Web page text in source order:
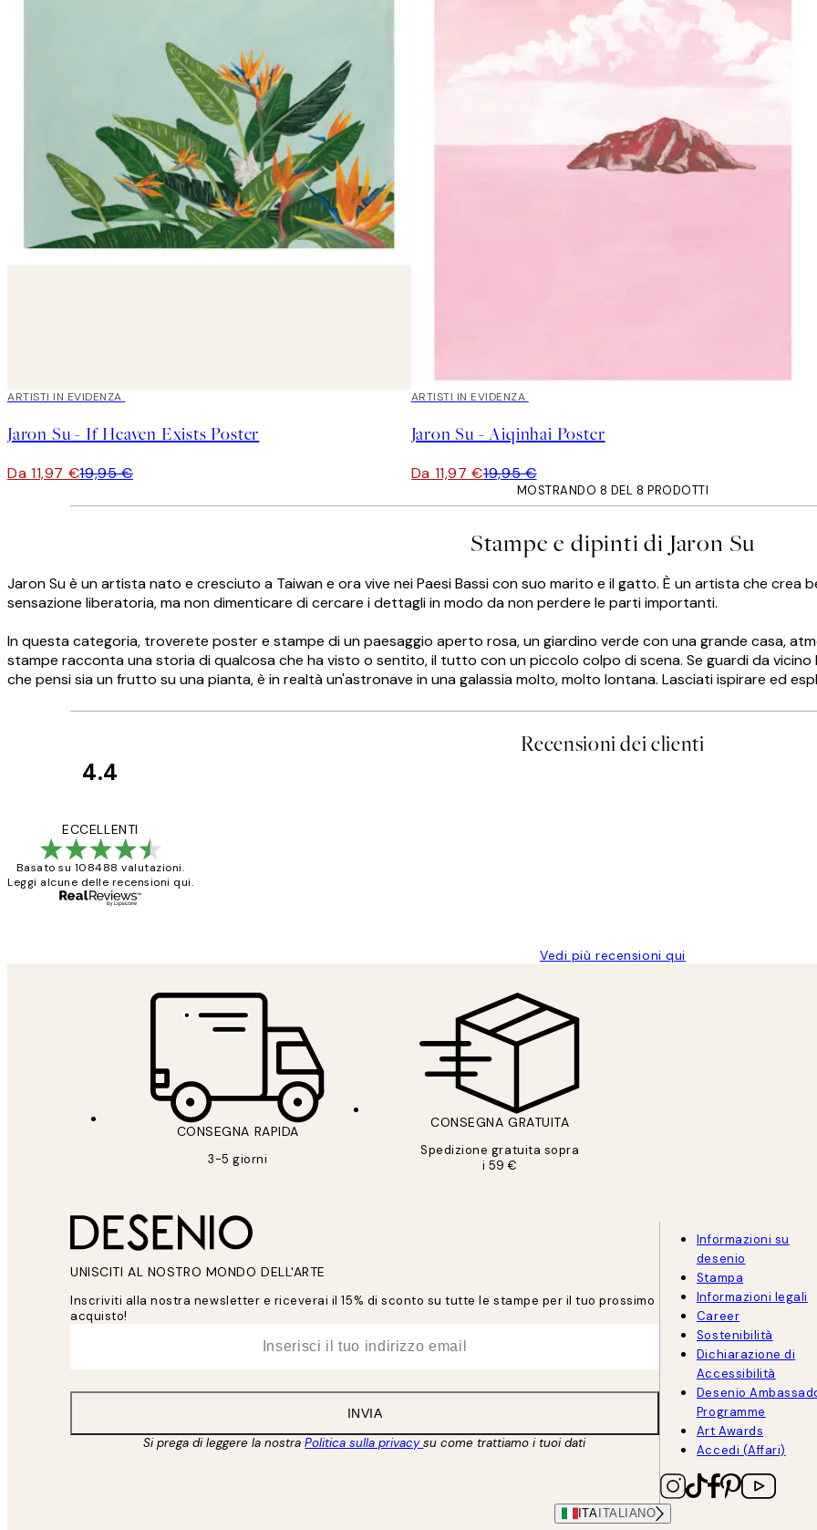
40%*
ARTISTI IN EVIDENZA
Jaron Su - If Heaven Exists Poster
Da 11,97 €19,95 €
40%*
ARTISTI IN EVIDENZA
Jaron Su - Aiqinhai Poster
Da 11,97 €19,95 €
MOSTRANDO 8 DEL 8 PRODOTTI
Stampe e dipinti di Jaron Su
Jaron Su è un artista nato e cresciuto a Taiwan e ora vive nei Paesi Bassi con suo marito e il gatto. È un artista che crea
sensazione liberatoria, ma non dimenticare di cercare i dettagli in modo da non perdere le parti importanti.
In questa categoria, troverete poster e stampe di un paesaggio aperto rosa, un giardino verde con una grande casa,
stampe racconta una storia di qualcosa che ha visto o sentito, il tutto con un piccolo colpo di scena. Se guardi da
che pensi sia un frutto su una pianta, è in realtà un'astronave in una galassia molto, molto lontana. Lasciati ispirare ed
Recensioni dei clienti
4.4
ECCELLENTI
Basato su 108488 valutazioni.
Leggi alcune delle recensioni qui.
Vedi più recensioni qui
CONSEGNA RAPIDA
3-5 giorni
CONSEGNA GRATUITA
Spedizione gratuita sopra
i 59 €
UNISCITI AL NOSTRO MONDO DELL'ARTE
Inscriviti alla nostra newsletter e riceverai il 15% di sconto su tutte le stampe per il tuo prossimo
acquisto!
INVIA
Si prega di leggere la nostraPolitica sulla privacysu come trattiamo i tuoi dati
Informazioni su
desenio
Stampa
Informazioni legali
Career
Sostenibilità
Dichiarazione di
Accessibilità
Desenio
Programme
Art Awards
Accedi (Affari)
ITA ITALIANO